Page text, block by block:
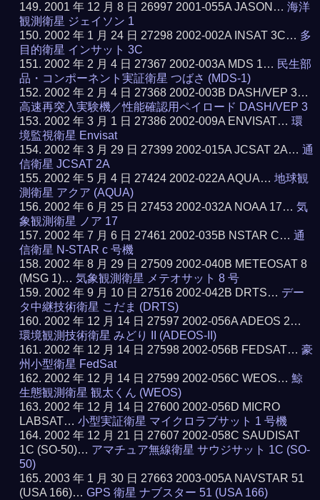
2001 年 12 月 8 日 26997 2001-055A JASON…海洋
観測衛星 ジェイソン 1
2002 年 1 月 24 日 27298 2002-002A INSAT 3C… 多
目的衛星 インサット 3C
2002 年 2 月 4 日 27367 2002-003A MDS 1… 民生部
品・コンポーネント実証衛星 つばさ (MDS-1)
2002 年 2 月 4 日 27368 2002-003B DASH/VEP 3…
高速再突入実験機／性能確認用ペイロード DASH/VEP 3
2002 年 3 月 1 日 27386 2002-009A ENVISAT…環
境監視衛星 Envisat
2002 年 3 月 29 日 27399 2002-015A JCSAT 2A…通
信衛星 JCSAT 2A
2002 年 5 月 4 日 27424 2002-022A AQUA…地球観
測衛星 アクア (AQUA)
2002 年 6 月 25 日 27453 2002-032A NOAA 17…気
象観測衛星 ノア 17
2002 年 7 月 6 日 27461 2002-035B NSTAR C…通
信衛星 N-STAR c 号機
2002 年 8 月 29 日 27509 2002-040B METEOSAT 8
(MSG 1)…気象観測衛星 メテオサット 8 号
2002 年 9 月 10 日 27516 2002-042B DRTS… デー
タ中継技術衛星 こだま (DRTS)
2002 年 12 月 14 日 27597 2002-056A ADEOS 2…
環境観測技術衛星 みどり II (ADEOS-II)
2002 年 12 月 14 日 27598 2002-056B FEDSAT…豪
州小型衛星 FedSat
2002 年 12 月 14 日 27599 2002-056C WEOS…鯨
生態観測衛星 観太くん (WEOS)
2002 年 12 月 14 日 27600 2002-056D MICRO
LABSAT…小型実証衛星 マイクロラブサット 1 号機
2002 年 12 月 21 日 27607 2002-058C SAUDISAT
1C (SO-50)… アマチュア無線衛星 サウジサット 1C (SO-
50)
2003 年 1 月 30 日 27663 2003-005A NAVSTAR 51
(USA 166)…GPS 衛星 ナブスター 51 (USA 166)